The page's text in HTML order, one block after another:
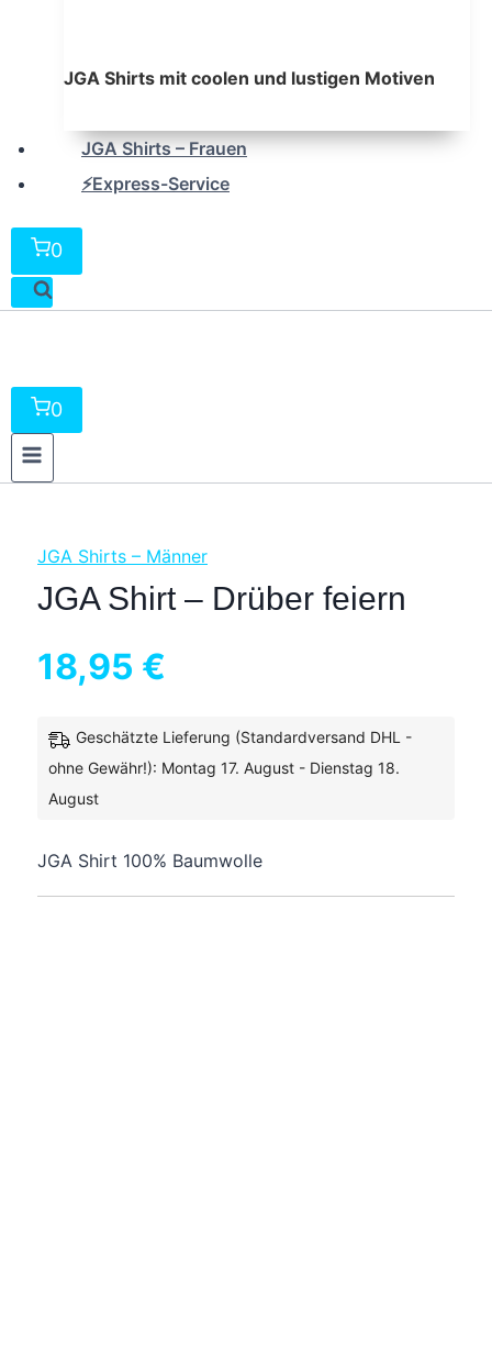
JGA Shirts mit coolen und lustigen Motiven
JGA Shirts – Frauen
⚡Express-Service
0
0
JGA Shirts – Männer
JGA Shirt – Drüber feiern
18,95 €
Geschätzte Lieferung (Standardversand DHL -
ohne Gewähr!): Montag 17. August - Dienstag 18.
August
JGA Shirt 100% Baumwolle